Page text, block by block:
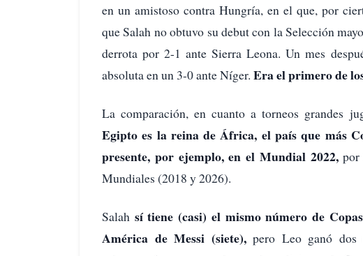
en un amistoso contra Hungría, en el que, por
que Salah no obtuvo su debut con la Selección
derrota por 2-1 ante Sierra Leona. Un mes
absoluta en un 3-0 ante Níger. Era el primero de
La comparación, en cuanto a torneos grandes
Egipto es la reina de África, el país que más
presente, por ejemplo, en el Mundial 2022,por
Mundiales (2018 y 2026).
Salah sí tiene (casi) el mismo número de
América de Messi (siete),pero Leo ganó dos